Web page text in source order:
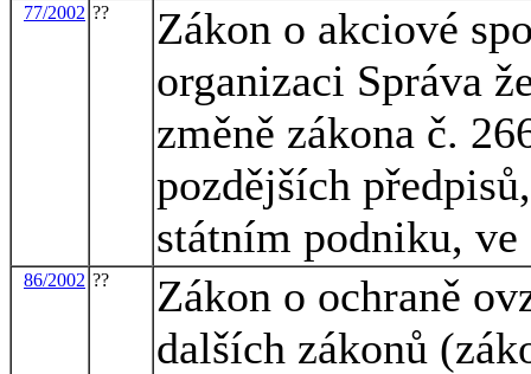
77/2002 ??
Zákon o akciové
organizaci Správa
změně zákona č.
pozdějších
státním podniku,
86/2002 ??
Zákon o ochraně
dalších zákonů